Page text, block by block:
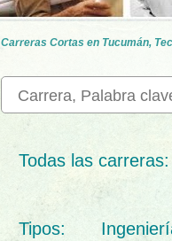
Carreras Cortas en Tucumán,
Todas las carreras:
Tipos: